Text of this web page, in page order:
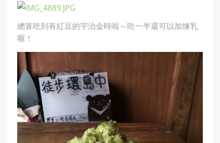
總算吃到有紅豆的宇治金時啦～吃一半還可以加煉乳
喔！